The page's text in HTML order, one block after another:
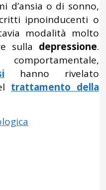
d’ansia o di sonno,
ipnoinducenti o
modalità molto
sulla depressione.
comportamentale,
hanno rivelato
trattamento della